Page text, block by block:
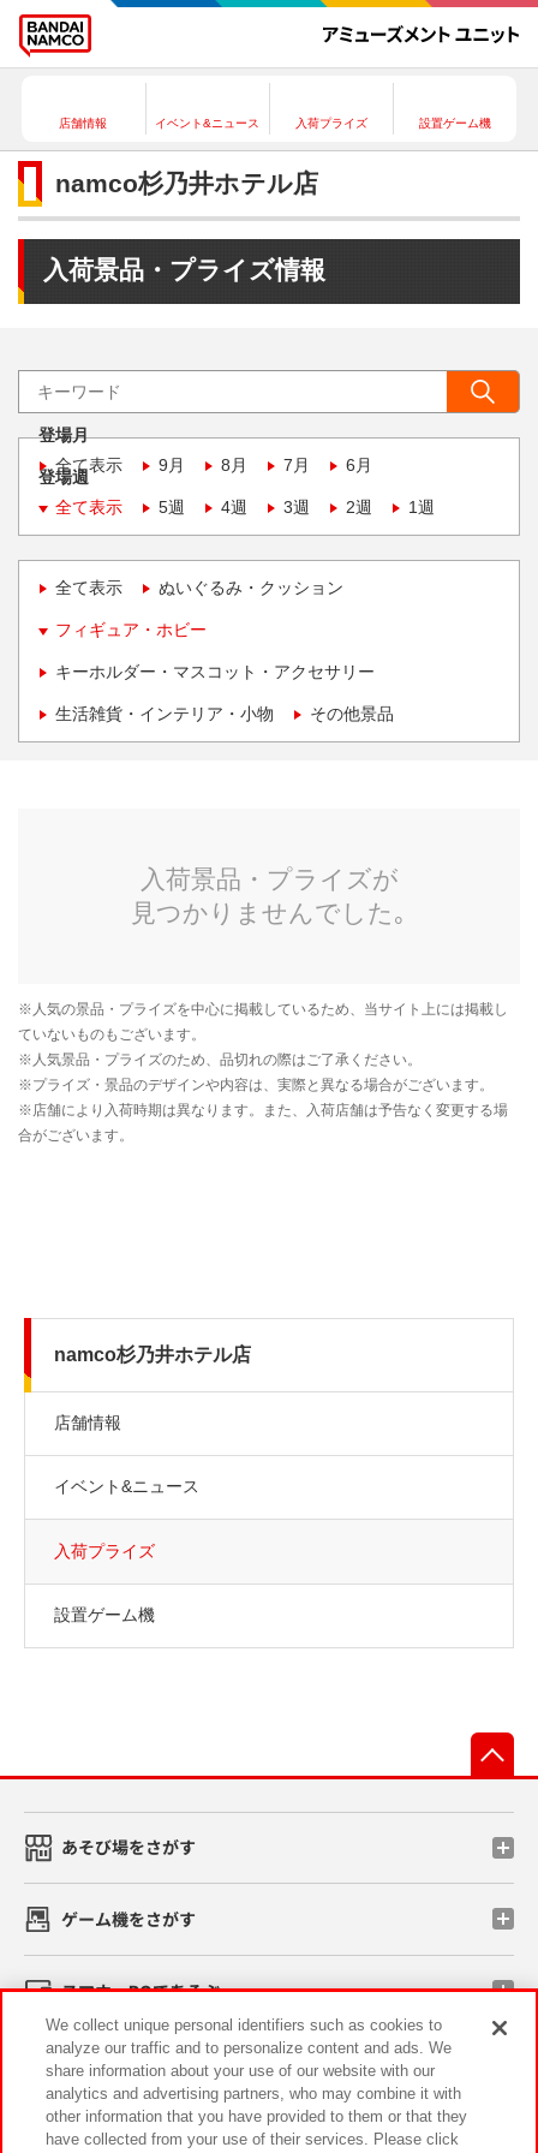
店舗情報 イベント&ニュース 入荷プライズ 設置ゲーム機
namco杉乃井ホテル店
入荷景品・プライズ情報
登場月
全て表示
9月 8月 7月 6月
登場週
全て表示
5週 4週 3週 2週 1週
全て表示 ぬいぐるみ・クッション
フィギュア・ホビー
キーホルダー・マスコット・アクセサリー
生活雑貨・インテリア・小物 その他景品
namco杉乃井ホテル店
店舗情報
イベント&ニュース
入荷プライズ
設置ゲーム機
あそび場をさがす
ゲーム機をさがす
スマホ・PCであそぶ
イベント・キャンペーン
We collect unique personal identifiers such as cookies to
analyze our traffic and to personalize content and ads. We
share information about your use of our website with our
analytics and advertising partners, who may combine it with
other information that you have provided to them or that they
have collected from your use of their services. Please click